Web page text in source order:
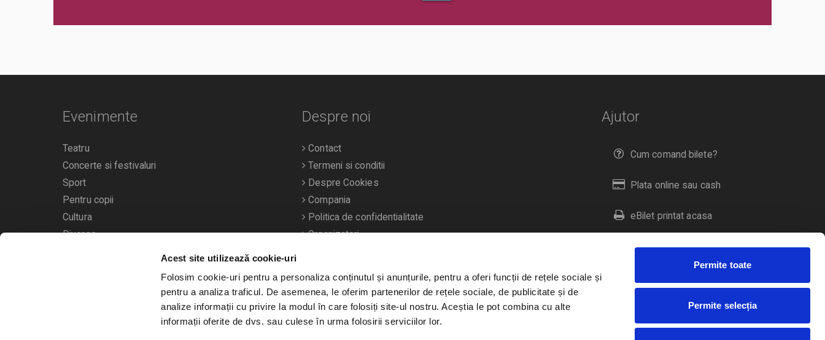
Acest site utilizează cookie-uri
Folosim cookie-uri pentru a personaliza conținutul și anunțurile, pentru a oferi funcții de rețele sociale și
pentru a analiza traficul. De asemenea, le oferim partenerilor de rețele sociale, de publicitate și de
analize informații cu privire la modul în care folosiți site-ul nostru. Aceștia le pot combina cu alte
informații oferite de dvs. sau culese în urma folosirii serviciilor lor.
Permite toate
Permite selecția
Ajutor
Cum comand bilete?
Plata online sau cash
eBilet printat acasa
Livrare prin curier
Duplicare bilete
Evenimente
Teatru
Concerte si festivaluri
Sport
Pentru copii
Cultura
Diverse
Calendarul evenimentelor
Despre noi
Contact
Termeni si conditii
Despre Cookies
Compania
Politica de confidentialitate
Organizatori